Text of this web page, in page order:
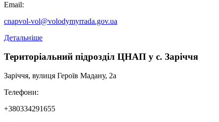
Email:
cnapvol-vol@volodymyrrada.gov.ua
Детальніше
Територіальний підрозділ ЦНАП у с. Заріччя
Заріччя, вулиця Героїв Мадану, 2а
Телефони:
+380334291655